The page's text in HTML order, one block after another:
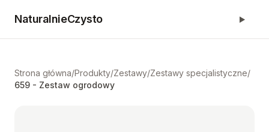
NaturalnieCzysto
Strona główna/Produkty/Zestawy/Zestawy specjalistyczne/
659 - Zestaw ogrodowy